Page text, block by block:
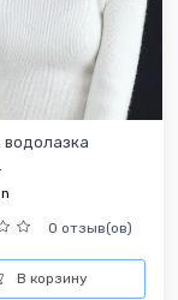
0 отзыв(ов)
В корзину